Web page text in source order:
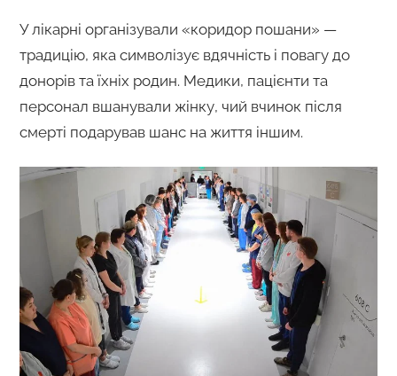
У лікарні організували «коридор пошани» —
традицію, яка символізує вдячність і повагу до
донорів та їхніх родин. Медики, пацієнти та
персонал вшанували жінку, чий вчинок після
смерті подарував шанс на життя іншим.